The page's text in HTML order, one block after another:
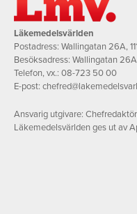
Läkemedelsvärlden
Postadress: Wallingatan 26A,
Besöksadress: Wallingatan 26A
Telefon, vx.: 08-723 50 00
E-post:
Ansvarig utgivare:
Läkemedelsvärlden ges ut av